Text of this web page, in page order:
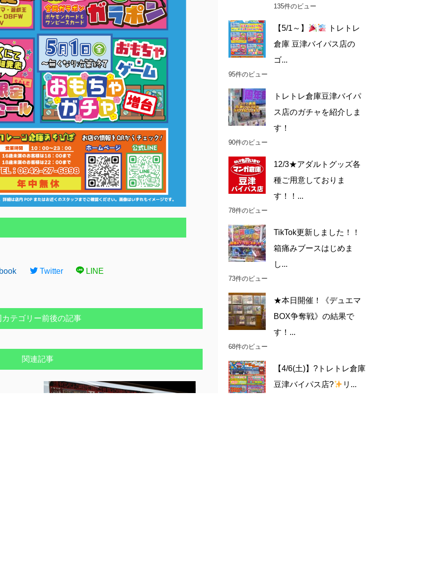
Twitter LINE
カテゴリー前後の記事
関連記事
135件のビュー
【5/1～】
トレトレ
倉庫 豆津バイパス店の
ゴ...
95件のビュー
トレトレ倉庫豆津バイパ
ス店のガチャを紹介しま
す！
90件のビュー
12/3★アダルトグッズ各
種ご用意しておりま
す！！...
78件のビュー
TikTok更新しました！！
箱痛みブースはじめま
し...
73件のビュー
★本日開催！《デュエマ
BOX争奪戦》の結果で
す！...
68件のビュー
【4/6(土)】?トレトレ倉庫
豆津バイパス店?
リ...